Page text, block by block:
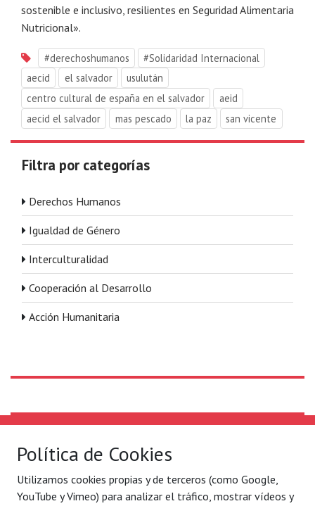
sostenible e inclusivo, resilientes en Seguridad Alimentaria
Nutricional».
#derechoshumanos
#Solidaridad Internacional
aecid
el salvador
usulután
centro cultural de españa en el salvador
aeid
aecid el salvador
mas pescado la paz san vicente
Filtra por categorías
Derechos Humanos
Igualdad de Género
Interculturalidad
Cooperación al Desarrollo
Acción Humanitaria
Quiénes somos
Con quién
Contacto
Por ejes de acción
Blog
Agenda
Política de Cookies
Utilizamos cookies propias y de terceros (como Google,
YouTube y Vimeo) para analizar el tráfico, mostrar vídeos y